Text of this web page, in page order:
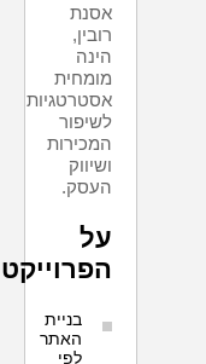
אסנת
רובין,
הינה
מומחית
אסטרטגיות
לשיפור
המכירות
ושיווק
העסק.
על
בניית
האתר
לפי